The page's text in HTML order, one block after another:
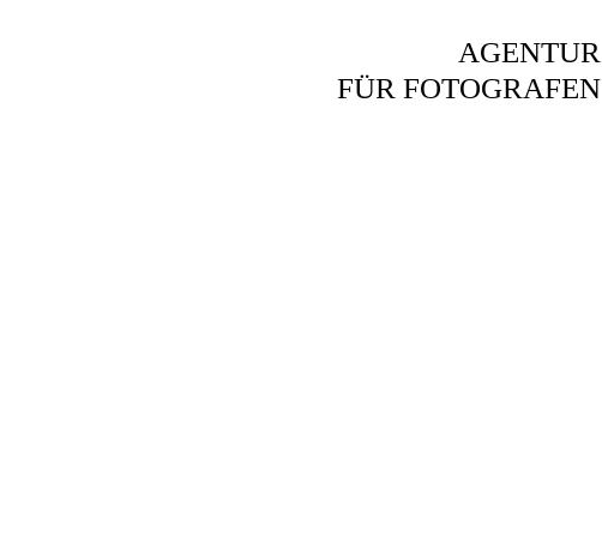
AGENTUR
FÜR FOTOGRAFEN